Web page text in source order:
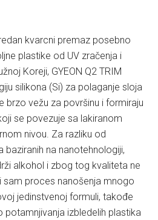
kvarcni premaz posebno
plastike od UV zračenja i
Koreji, GYEON Q2 TRIM
silikona (Si) za polaganje sloja
brzo vežu za površinu i formiraju
se povezuje sa lakiranom
nivou. Za razliku od
baziranih na nanotehnologiji,
alkohol i zbog tog kvaliteta ne
sam proces nanošenja mnogo
jedinstvenoj formuli, takođe
potamnjivanja izbledelih plastika